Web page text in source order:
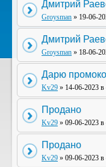
Дмитрий
Groysman » 19-06-
Дмитрий
Groysman » 18-06-
Дарю
Kv29 » 14-06-2023
Продано
Kv29 » 09-06-2023
Продано
Kv29 » 09-06-2023